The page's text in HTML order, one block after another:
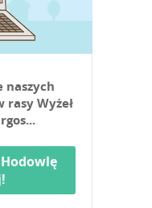
naszych
Wyżeł